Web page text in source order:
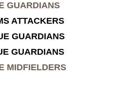
GUARDIANS
ATTACKERS
GUARDIANS
GUARDIANS
MIDFIELDERS